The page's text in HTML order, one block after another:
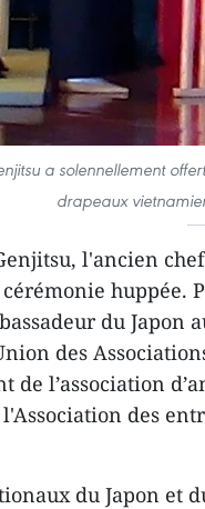
a solennellement
drapeaux
l'ancien
huppée.
du
des
de l’association
des
du Japon et